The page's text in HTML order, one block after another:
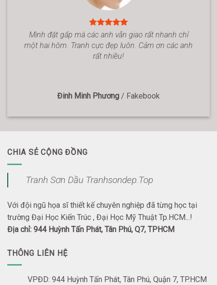
Mình đặt gấp mà các anh vẫn giao rất nhanh chỉ
một hai hôm. Tranh cực đẹp luôn. Cảm ơn các anh
rất nhiều!
Đinh Minh Phương / Fakebook
CHIA SẺ CỘNG ĐỒNG
Tranh Sơn Dầu Tranhsondep.Top
Với đội ngũ họa sĩ thiết kế chuyên nghiệp đã từng học tại
trường Đại Học Kiến Trúc , Đại Học Mỹ Thuật Tp.HCM...!
Địa chỉ: 944 Huỳnh Tấn Phát, Tân Phú, Q7, TPHCM
THÔNG LIÊN HỆ
VPĐD: 944 Huỳnh Tấn Phát, Tân Phú, Quận 7, TP.HCM